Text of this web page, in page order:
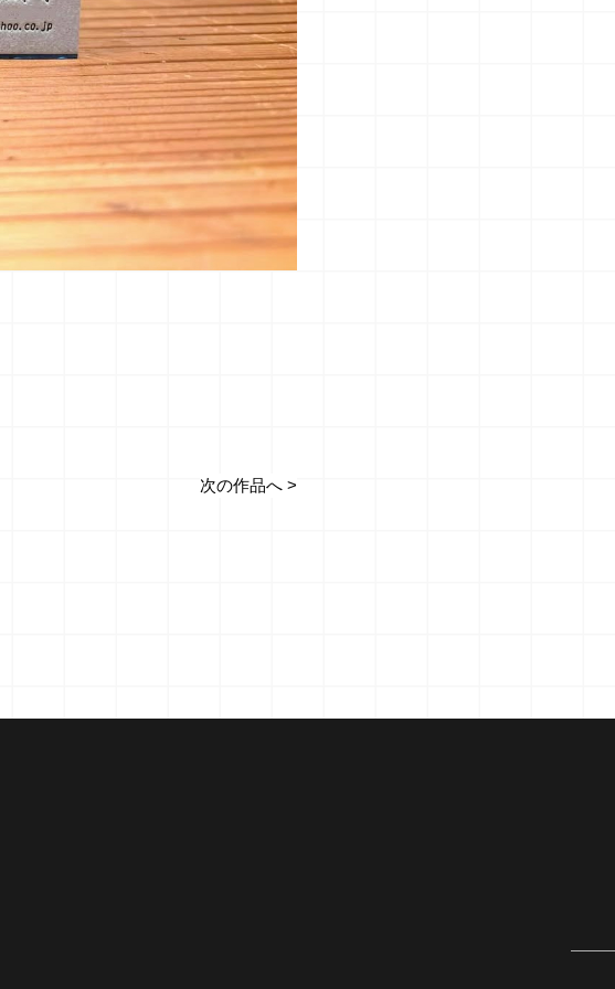
次の作品へ >